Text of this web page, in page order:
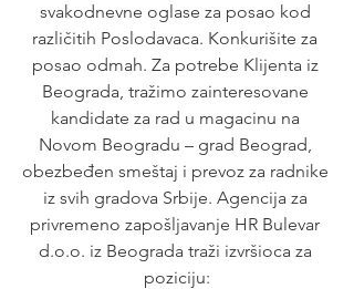
svakodnevne oglase za posao kod
različitih Poslodavaca. Konkurišite za
posao odmah. Za potrebe Klijenta iz
Beograda, tražimo zainteresovane
kandidate za rad u magacinu na
Novom Beogradu – grad Beograd,
obezbeđen smeštaj i prevoz za radnike
iz svih gradova Srbije. Agencija za
privremeno zapošljavanje HR Bulevar
d.o.o. iz Beograda traži izvršioca za
poziciju: